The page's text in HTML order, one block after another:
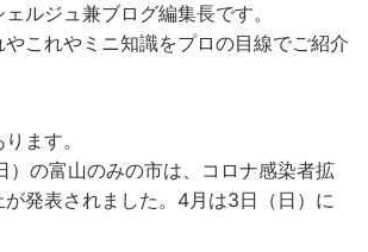
ルジュ兼ブログ編集長です。
これやミニ知識をプロの目線でご紹介
ます。
）の富山のみの市は、コロナ感染者拡
発表されました。4月は3日（日）に